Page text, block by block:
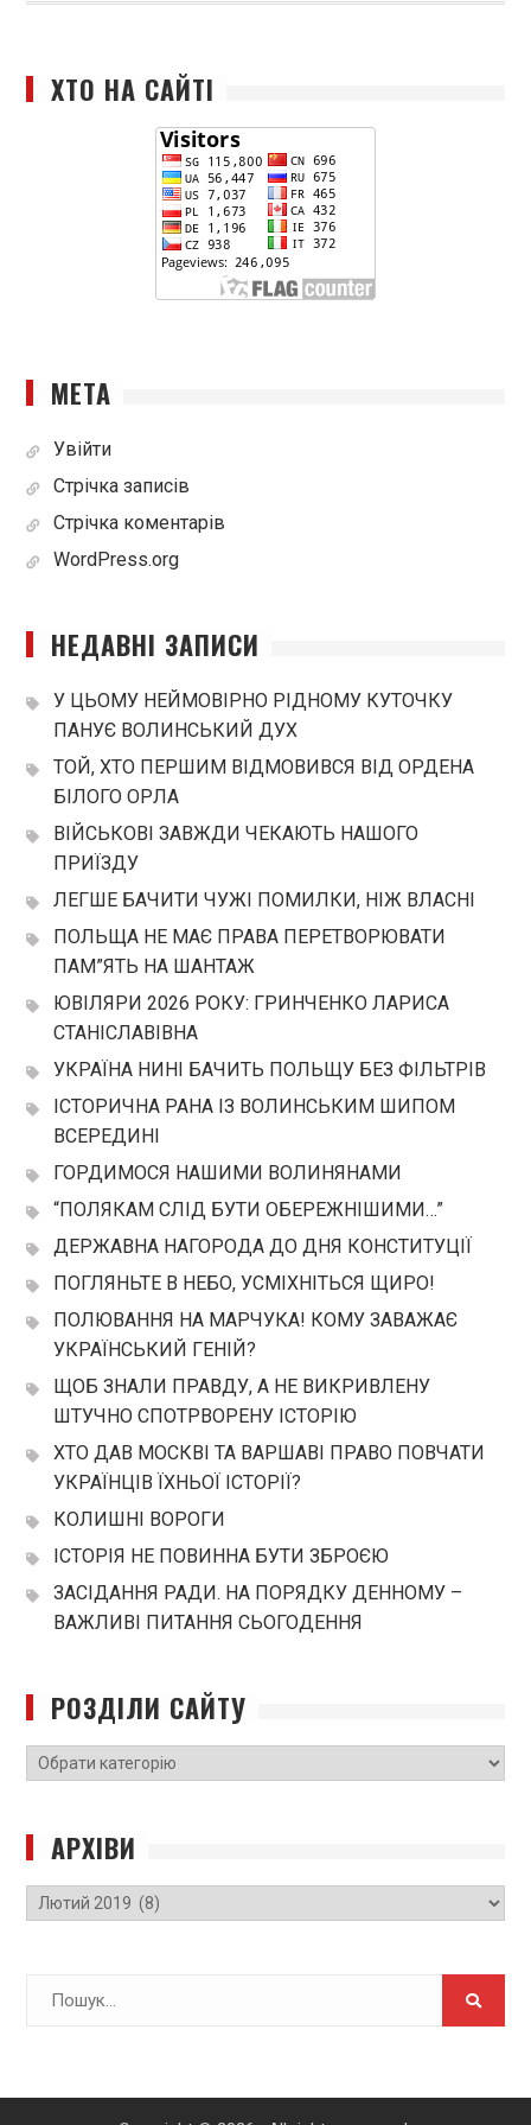
ХТО НА САЙТІ
МЕТА
Увійти
Стрічка записів
Стрічка коментарів
WordPress.org
НЕДАВНІ ЗАПИСИ
У ЦЬОМУ НЕЙМОВІРНО РІДНОМУ КУТОЧКУ
ПАНУЄ ВОЛИНСЬКИЙ ДУХ
ТОЙ, ХТО ПЕРШИМ ВІДМОВИВСЯ ВІД ОРДЕНА
БІЛОГО ОРЛА
ВІЙСЬКОВІ ЗАВЖДИ ЧЕКАЮТЬ НАШОГО
ПРИЇЗДУ
ЛЕГШЕ БАЧИТИ ЧУЖІ ПОМИЛКИ, НІЖ ВЛАСНІ
ПОЛЬЩА НЕ МАЄ ПРАВА ПЕРЕТВОРЮВАТИ
ПАМ”ЯТЬ НА ШАНТАЖ
ЮВІЛЯРИ 2026 РОКУ: ГРИНЧЕНКО ЛАРИСА
СТАНІСЛАВІВНА
УКРАЇНА НИНІ БАЧИТЬ ПОЛЬЩУ БЕЗ ФІЛЬТРІВ
ІСТОРИЧНА РАНА ІЗ ВОЛИНСЬКИМ ШИПОМ
ВСЕРЕДИНІ
ГОРДИМОСЯ НАШИМИ ВОЛИНЯНАМИ
“ПОЛЯКАМ СЛІД БУТИ ОБЕРЕЖНІШИМИ…”
ДЕРЖАВНА НАГОРОДА ДО ДНЯ КОНСТИТУЦІЇ
ПОГЛЯНЬТЕ В НЕБО, УСМІХНІТЬСЯ ЩИРО!
ПОЛЮВАННЯ НА МАРЧУКА! КОМУ ЗАВАЖАЄ
УКРАЇНСЬКИЙ ГЕНІЙ?
ЩОБ ЗНАЛИ ПРАВДУ, А НЕ ВИКРИВЛЕНУ
ШТУЧНО СПОТРВОРЕНУ ІСТОРІЮ
ХТО ДАВ МОСКВІ ТА ВАРШАВІ ПРАВО ПОВЧАТИ
УКРАЇНЦІВ ЇХНЬОЇ ІСТОРІЇ?
КОЛИШНІ ВОРОГИ
ІСТОРІЯ НЕ ПОВИННА БУТИ ЗБРОЄЮ
ЗАСІДАННЯ РАДИ. НА ПОРЯДКУ ДЕННОМУ –
ВАЖЛИВІ ПИТАННЯ СЬОГОДЕННЯ
РОЗДІЛИ САЙТУ
РОЗДІЛИ
САЙТУ
АРХІВИ
Архіви
Search